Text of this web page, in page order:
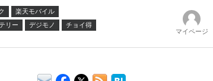
楽天モバイル
リー デジモノ
チョイ得
マイページ